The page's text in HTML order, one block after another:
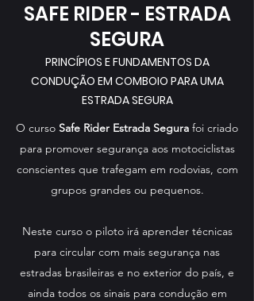
SAFE RIDER - ESTRADA
SEGURA
PRINCÍPIOS E FUNDAMENTOS DA
CONDUÇÃO EM COMBOIO PARA UMA
ESTRADA SEGURA
O curso Safe Rider Estrada Segura foi criado
para promover segurança aos motociclistas
conscientes que trafegam em rodovias, com
grupos grandes ou pequenos.
Neste curso o piloto irá aprender técnicas
para circular com mais segurança nas
estradas brasileiras e no exterior do país, e
ainda todos os sinais para condução em